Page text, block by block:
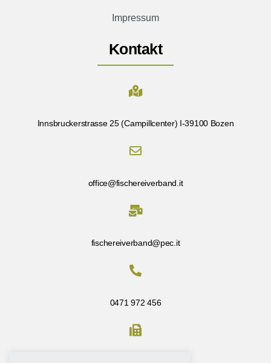
Impressum
Kontakt
Innsbruckerstrasse 25 (Campillcenter) I-39100 Bozen
office@fischereiverband.it
fischereiverband@pec.it
0471 972 456